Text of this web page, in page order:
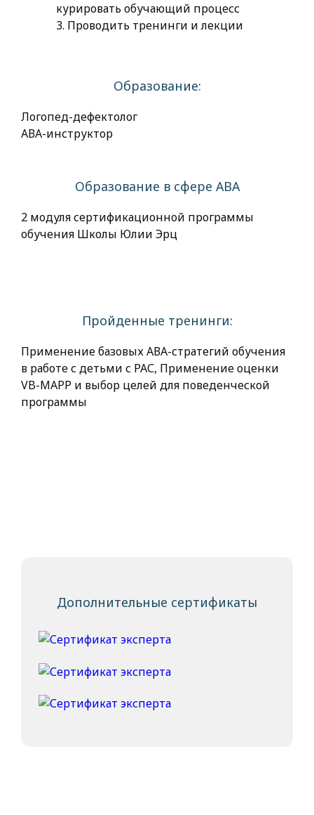
курировать обучающий процесс
3. Проводить тренинги и лекции
Образование:
Логопед-дефектолог
АВА-инструктор
Образование в сфере АВА
2 модуля сертификационной программы
обучения Школы Юлии Эрц
Пройденные тренинги:
Применение базовых АВА-стратегий обучения
в работе с детьми с РАС, Применение оценки
VB-MAPP и выбор целей для поведенческой
программы
Дополнительные сертификаты